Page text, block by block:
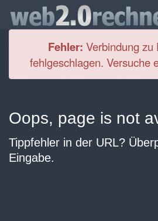
Fehler: Verbindung zu
fehlgeschlagen. Versuche
Oops, page is not
Tippfehler in der URL?
Eingabe.